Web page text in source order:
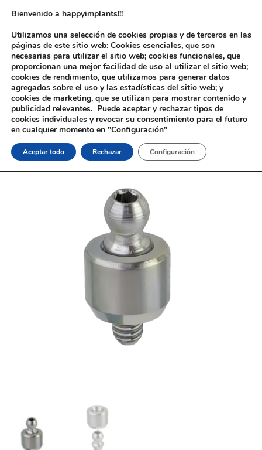
Inicio/Implantología/Aditamentos Analógicos/BTI® Externo/ Pilar
O-Ring ® BTI® Externo
Bienvenido a happyimplants!!!
Utilizamos una selección de cookies propias y de terceros en las
páginas de este sitio web: Cookies esenciales, que son
necesarias para utilizar el sitio web; cookies funcionales, que
proporcionan una mejor facilidad de uso al utilizar el sitio web;
cookies de rendimiento, que utilizamos para generar datos
agregados sobre el uso y las estadísticas del sitio web; y
cookies de marketing, que se utilizan para mostrar contenido y
publicidad relevantes. Puede aceptar y rechazar tipos de
cookies individuales y revocar su consentimiento para el futuro
en cualquier momento en "Configuración"
Aceptar todo Rechazar Configuración